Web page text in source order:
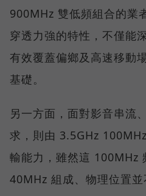
900MHz 雙低頻組合的業
穿透力強的特性，不僅能
有效覆蓋偏鄉及高速移動
基礎。
另一方面，面對影音串流
求，則由 3.5GHz
輸能力，雖然這 100MHz
40MHz 組成、物理位置